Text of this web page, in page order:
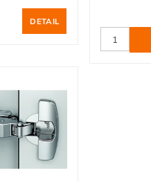
DETAIL